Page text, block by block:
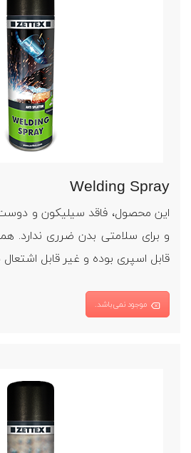
Welding Spray
این محصول، فاقد سیلیکون و
و برای سلامتی بدن ضرری ندارد.
قابل اسپری بوده و غیر قابل
موجود نمی‌باشد.